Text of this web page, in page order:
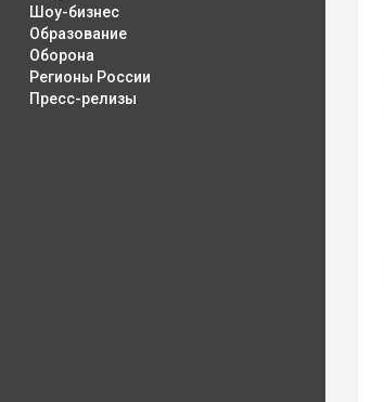
Шоу-бизнес
Образование
Оборона
Регионы России
Пресс-релизы